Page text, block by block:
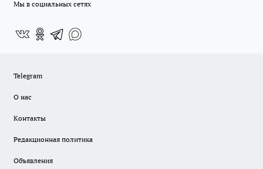
Мы в социальных сетях
Telegram
О нас
Контакты
Редакционная политика
Объявления